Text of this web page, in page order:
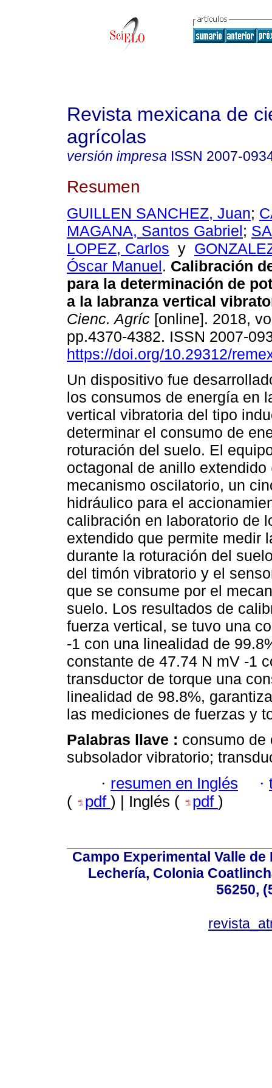
Revista mexicana de
agrícolas
versión impresa ISSN 2007-
Resumen
GUILLEN SANCHEZ, Juan;
MAGANA, Santos Gabriel;
LOPEZ, Carlos y
Óscar Manuel. Calibración
para la determinación de
a la labranza vertical
Cienc. Agríc [online]. 2018,
pp.4370-4382. ISSN 2007-
https://doi.org/10.29312/
Un dispositivo fue
los consumos de energía en
vertical vibratoria del tipo
determinar el consumo de
roturación del suelo. El
octagonal de anillo
mecanismo oscilatorio, un
hidráulico para el
calibración en laboratorio de
extendido que permite medir
durante la roturación del
del timón vibratorio y el
que se consume por el
suelo. Los resultados de
fuerza vertical, se tuvo una
-1 con una linealidad de
constante de 47.74 N mV -1
transductor de torque una
linealidad de 98.8%,
las mediciones de fuerzas y
Palabras llave : consumo de
subsolador vibratorio;
· resumen en Inglés ·
(
pdf ) | Inglés ( pdf )
Campo Experimental Valle
Lechería, Colonia
56250,